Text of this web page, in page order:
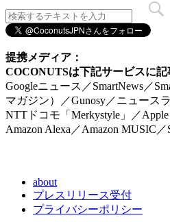
提携メディア：
COCONUTSは下記サービスに記
Googleニュース／SmartNews／
マガジン）／Gunosy／ニュース
NTTドコモ「Merkystyle」／Apple
Amazon Alexa／Amazon MUSIC／
about
プレスリリース受付
プライバシーポリシー